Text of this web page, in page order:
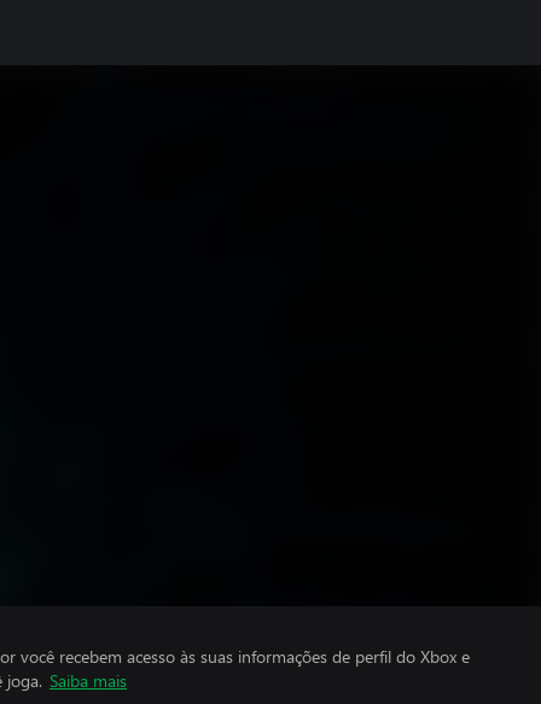
você recebem acesso às suas informações de perfil do Xbox e
joga. Saiba mais